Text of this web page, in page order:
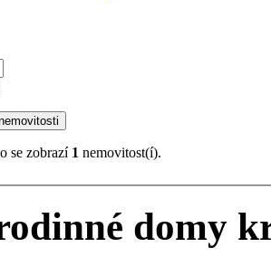
se zobrazí 1 nemovitost(í).
domy